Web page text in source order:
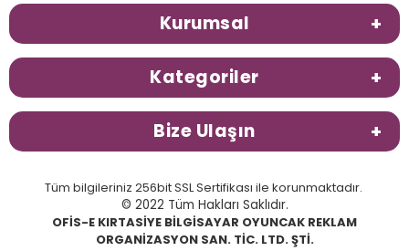
Kurumsal
Kategoriler
Bize Ulaşın
Tüm bilgileriniz 256bit SSL Sertifikası ile korunmaktadır.
© 2022 Tüm Hakları Saklıdır.
OFİS-E KIRTASİYE BİLGİSAYAR OYUNCAK REKLAM
ORGANİZASYON SAN. TİC. LTD. ŞTİ.